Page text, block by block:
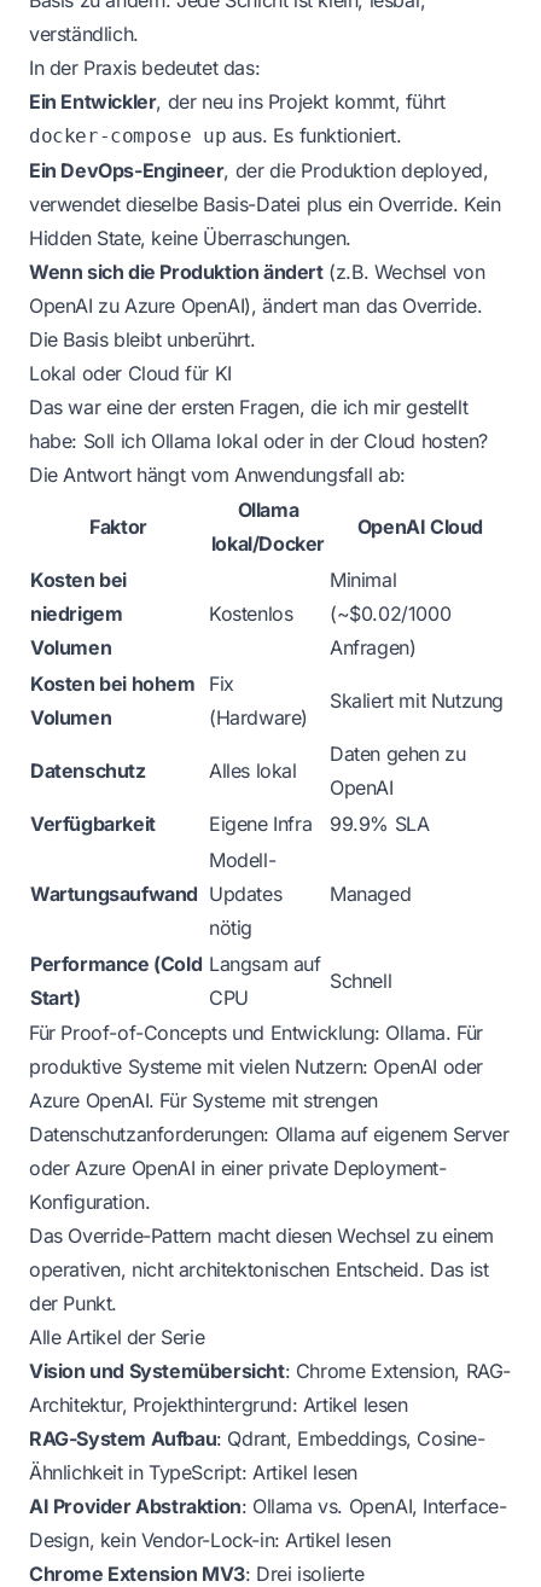
verständlich.
In der Praxis bedeutet das:
Ein Entwickler, der neu ins Projekt kommt, führt
docker-compose up aus. Es funktioniert.
Ein DevOps-Engineer, der die Produktion deployed,
verwendet dieselbe Basis-Datei plus ein Override. Kein
Hidden State, keine Überraschungen.
Wenn sich die Produktion ändert(z.B. Wechsel von
OpenAI zu Azure OpenAI), ändert man das Override.
Die Basis bleibt unberührt.
Lokal oder Cloud für KI
Das war eine der ersten Fragen, die ich mir gestellt
habe: Soll ich Ollama lokal oder in der Cloud hosten?
Die Antwort hängt vom Anwendungsfall ab:
Faktor
Ollama
lokal/Docker
OpenAI Cloud
Kosten bei
niedrigem
Volumen
Kostenlos
Minimal
(~$0.02/1000
Anfragen)
Kosten bei hohem
Volumen
Fix
(Hardware)
Skaliert mit Nutzung
Datenschutz Alles lokal
Daten gehen zu
OpenAI
Verfügbarkeit
Eigene Infra 99.9% SLA
Wartungsaufwand
Modell-
Updates
nötig
Managed
Performance (Cold
Start)
Langsam auf
CPU
Schnell
Für Proof-of-Concepts und Entwicklung: Ollama. Für
produktive Systeme mit vielen Nutzern: OpenAI oder
Azure OpenAI. Für Systeme mit strengen
Datenschutzanforderungen: Ollama auf eigenem Server
oder Azure OpenAI in einer private Deployment-
Konfiguration.
Das Override-Pattern macht diesen Wechsel zu einem
operativen, nicht architektonischen Entscheid. Das ist
der Punkt.
Alle Artikel der Serie
Vision und Systemübersicht: Chrome Extension, RAG-
Architektur, Projekthintergrund: Artikel lesen
RAG-System Aufbau: Qdrant, Embeddings, Cosine-
Ähnlichkeit in TypeScript: Artikel lesen
AI Provider Abstraktion: Ollama vs. OpenAI, Interface-
Design, kein Vendor-Lock-in: Artikel lesen
Chrome Extension MV3: Drei isolierte